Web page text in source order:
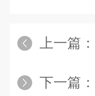
上一篇：
下一篇：